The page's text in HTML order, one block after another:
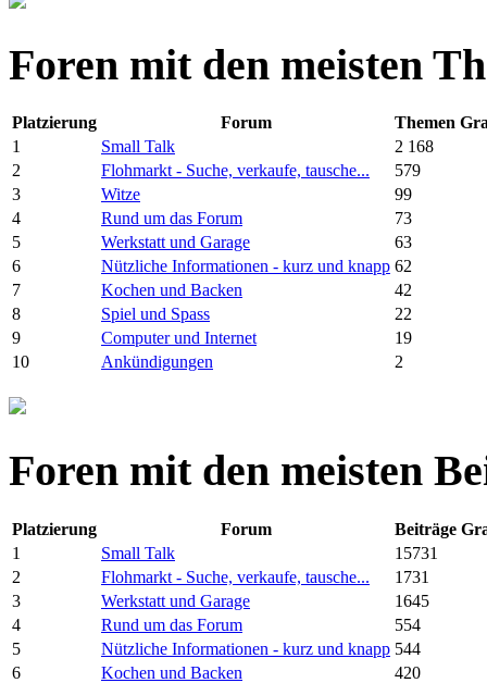
Foren mit den meisten
Platzierung Forum Themen
1
Small Talk
2 168
2
Flohmarkt - Suche, verkaufe, tausche...
579
3
Witze
99
4
Rund um das Forum
73
5
Werkstatt und Garage
63
6
Nützliche Informationen - kurz und knapp 62
7
Kochen und Backen
42
8
Spiel und Spass
22
9
Computer und Internet
19
10
Ankündigungen 2
Foren mit den meisten
Platzierung Forum Beiträge
1
Small Talk
15731
2
Flohmarkt - Suche, verkaufe, tausche...
1731
3
Werkstatt und Garage
1645
4
Rund um das Forum
554
5
Nützliche Informationen - kurz und knapp 544
6
Kochen und Backen
420